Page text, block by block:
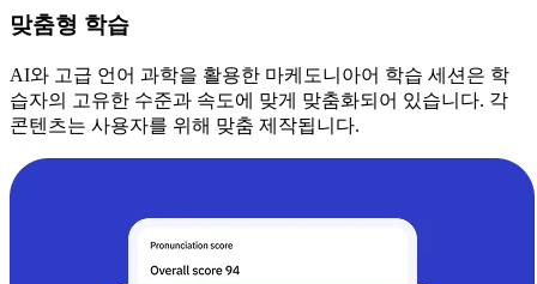
맞춤형 학습
AI와 고급 언어 과학을 활용한 마케도니아어 학습 세션은 학
습자의 고유한 수준과 속도에 맞게 맞춤화되어 있습니다. 각
콘텐츠는 사용자를 위해 맞춤 제작됩니다.